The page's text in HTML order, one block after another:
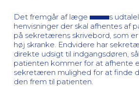
Det fremgår af læge
s
henvisninger der skal afhentes af
på sekretærens skrivebord, som
høj skranke. Endvidere har
direkte udsigt til indgangsdøren,
patienten kommer for at afhente
sekretæren mulighed for at finde
den frem til patienten.